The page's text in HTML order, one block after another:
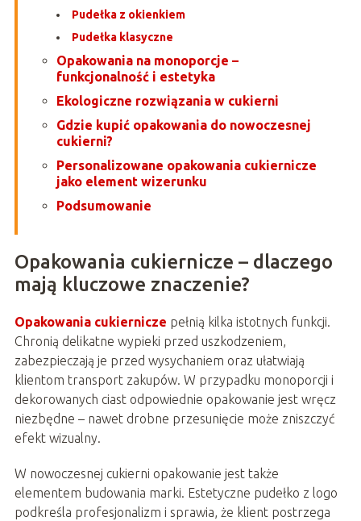
Pudełka z okienkiem
Pudełka klasyczne
Opakowania na monoporcje –
funkcjonalność i estetyka
Ekologiczne rozwiązania w cukierni
Gdzie kupić opakowania do nowoczesnej
cukierni?
Personalizowane opakowania cukiernicze
jako element wizerunku
Podsumowanie
Opakowania cukiernicze – dlaczego
mają kluczowe znaczenie?
Opakowania cukiernicze pełnią kilka istotnych funkcji.
Chronią delikatne wypieki przed uszkodzeniem,
zabezpieczają je przed wysychaniem oraz ułatwiają
klientom transport zakupów. W przypadku monoporcji i
dekorowanych ciast odpowiednie opakowanie jest wręcz
niezbędne – nawet drobne przesunięcie może zniszczyć
efekt wizualny.
W nowoczesnej cukierni opakowanie jest także
elementem budowania marki. Estetyczne pudełko z logo
podkreśla profesjonalizm i sprawia, że klient postrzega